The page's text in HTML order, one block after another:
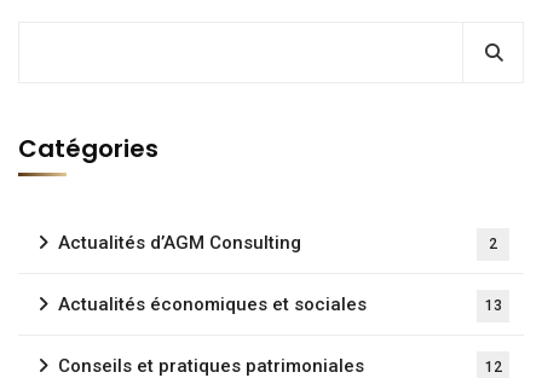
Catégories
Actualités d’AGM Consulting 2
Actualités économiques et sociales 13
Conseils et pratiques patrimoniales 12